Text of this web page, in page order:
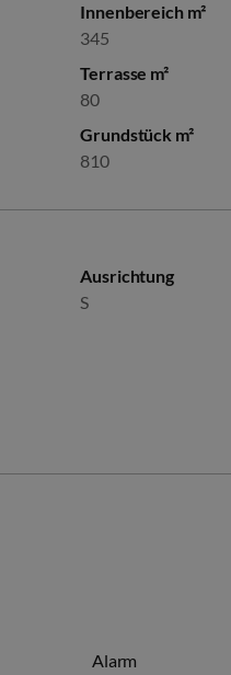
Innenbereich m²
345
Terrasse m²
80
Grundstück m²
810
Ausrichtung
S
Alarm